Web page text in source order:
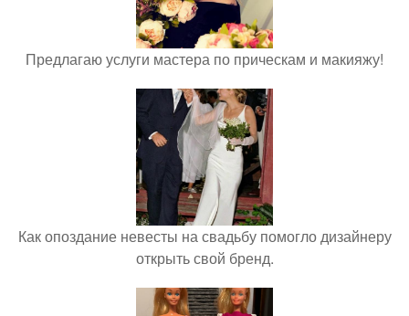
Предлагаю услуги мастера по прическам и макияжу!
Как опоздание невесты на свадьбу помогло дизайнеру
открыть свой бренд.